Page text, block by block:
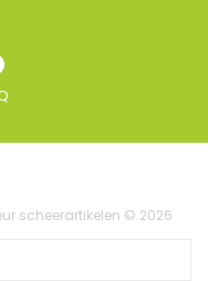
scheerartikelen © 2026